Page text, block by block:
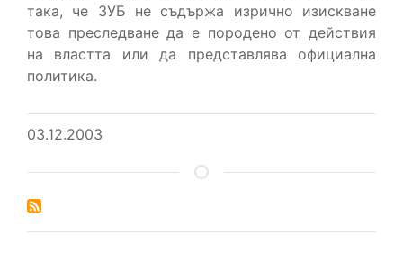
така, че ЗУБ не съдържа изрично изискване
това преследване да е породено от действия
на властта или да представлява официална
политика.
03.12.2003